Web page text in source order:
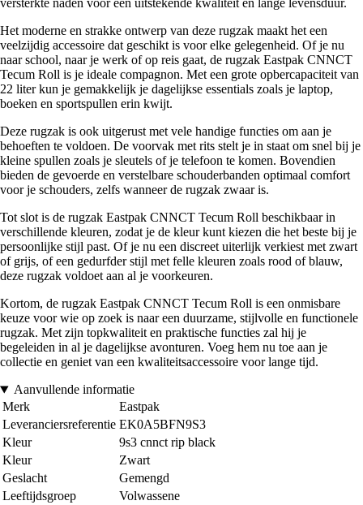
versterkte naden voor een uitstekende kwaliteit en lange levensduur.
Het moderne en strakke ontwerp van deze rugzak maakt het een
veelzijdig accessoire dat geschikt is voor elke gelegenheid. Of je nu
naar school, naar je werk of op reis gaat, de rugzak Eastpak CNNCT
Tecum Roll is je ideale compagnon. Met een grote opbercapaciteit van
22 liter kun je gemakkelijk je dagelijkse essentials zoals je laptop,
boeken en sportspullen erin kwijt.
Deze rugzak is ook uitgerust met vele handige functies om aan je
behoeften te voldoen. De voorvak met rits stelt je in staat om snel bij je
kleine spullen zoals je sleutels of je telefoon te komen. Bovendien
bieden de gevoerde en verstelbare schouderbanden optimaal comfort
voor je schouders, zelfs wanneer de rugzak zwaar is.
Tot slot is de rugzak Eastpak CNNCT Tecum Roll beschikbaar in
verschillende kleuren, zodat je de kleur kunt kiezen die het beste bij je
persoonlijke stijl past. Of je nu een discreet uiterlijk verkiest met zwart
of grijs, of een gedurfder stijl met felle kleuren zoals rood of blauw,
deze rugzak voldoet aan al je voorkeuren.
Kortom, de rugzak Eastpak CNNCT Tecum Roll is een onmisbare
keuze voor wie op zoek is naar een duurzame, stijlvolle en functionele
rugzak. Met zijn topkwaliteit en praktische functies zal hij je
begeleiden in al je dagelijkse avonturen. Voeg hem nu toe aan je
collectie en geniet van een kwaliteitsaccessoire voor lange tijd.
Aanvullende informatie
Merk
Eastpak
Leveranciersreferentie EK0A5BFN9S3
Kleur
9s3 cnnct rip black
Kleur
Zwart
Geslacht
Gemengd
Leeftijdsgroep
Volwassene